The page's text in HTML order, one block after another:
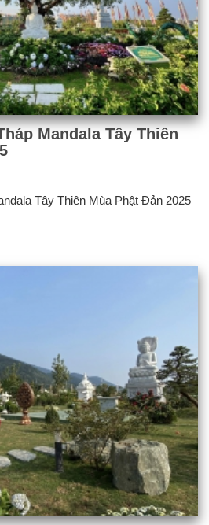
Mandala Tây Thiên
Tây Thiên Mùa Phật Đản 2025